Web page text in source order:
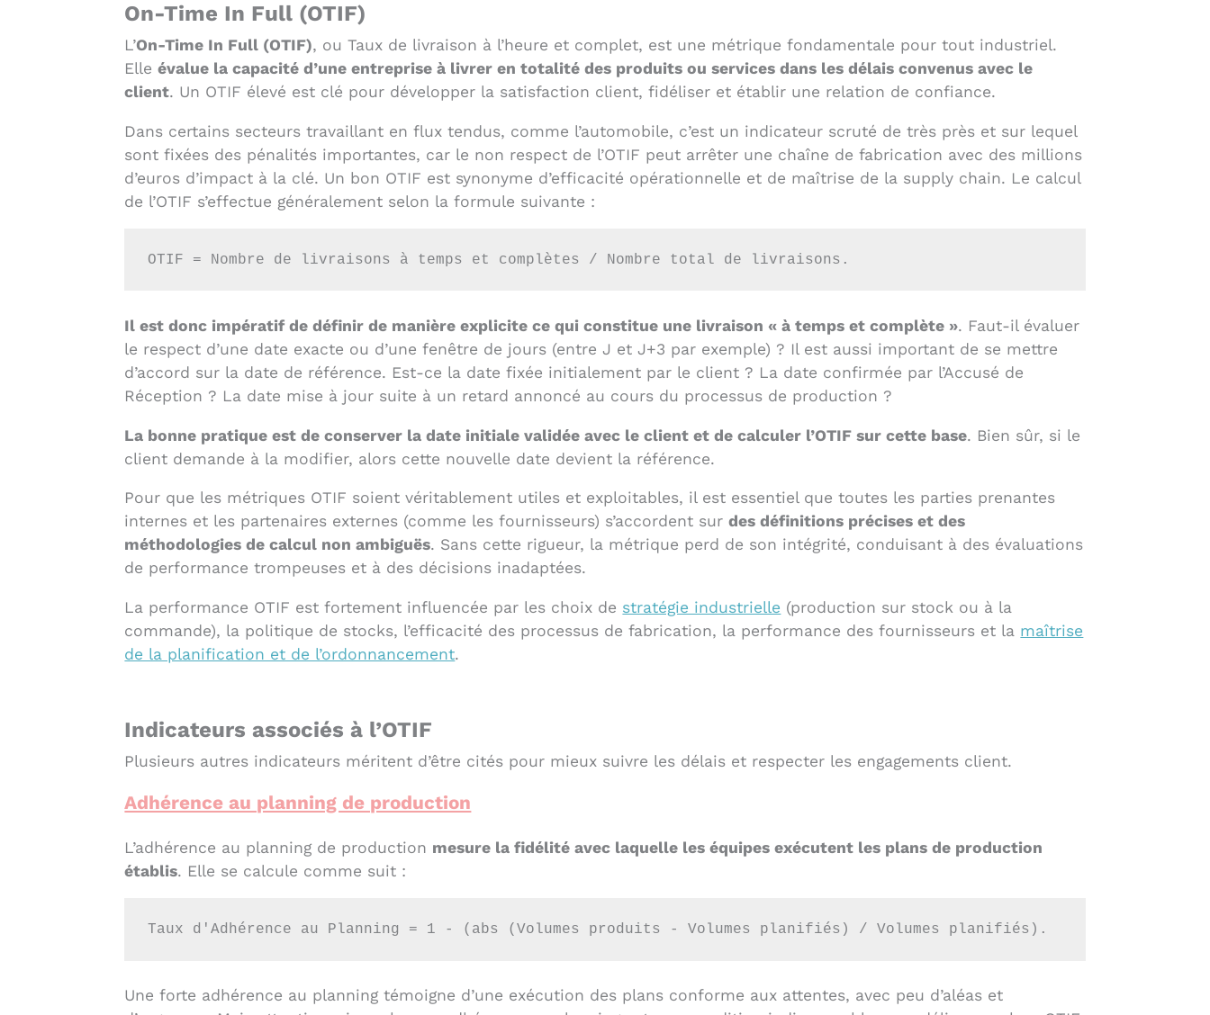
On-Time In Full (OTIF)
L’On-Time In Full (OTIF), ou Taux de livraison à l’heure et complet, est une métrique fondamentale pour tout industriel.
Elleévalue la capacité d’une entreprise à livrer en totalité des produits ou services dans les délais convenus avec le
client. Un OTIF élevé est clé pour développer la satisfaction client, fidéliser et établir une relation de confiance.
Dans certains secteurs travaillant en flux tendus, comme l’automobile, c’est un indicateur scruté de très près et sur lequel
sont fixées des pénalités importantes, car le non respect de l’OTIF peut arrêter une chaîne de fabrication avec des millions
d’euros d’impact à la clé. Un bon OTIF est synonyme d’efficacité opérationnelle et de maîtrise de la supply chain. Le calcul
de l’OTIF s’effectue généralement selon la formule suivante :
OTIF = Nombre de livraisons à temps et complètes / Nombre total de livraisons.
Il est donc impératif de définir de manière explicite ce qui constitue une livraison « à temps et complète ». Faut-il évaluer
le respect d’une date exacte ou d’une fenêtre de jours (entre J et J+3 par exemple) ? Il est aussi important de se mettre
d’accord sur la date de référence. Est-ce la date fixée initialement par le client ? La date confirmée par l’Accusé de
Réception ? La date mise à jour suite à un retard annoncé au cours du processus de production ?
La bonne pratique est de conserver la date initiale validée avec le client et de calculer l’OTIF sur cette base. Bien sûr, si le
client demande à la modifier, alors cette nouvelle date devient la référence.
Pour que les métriques OTIF soient véritablement utiles et exploitables, il est essentiel que toutes les parties prenantes
internes et les partenaires externes (comme les fournisseurs) s’accordent surdes définitions précises et des
méthodologies de calcul non ambiguës. Sans cette rigueur, la métrique perd de son intégrité, conduisant à des évaluations
de performance trompeuses et à des décisions inadaptées.
La performance OTIF est fortement influencée par les choix de stratégie industrielle (production sur stock ou à la
commande), la politique de stocks, l’efficacité des processus de fabrication, la performance des fournisseurs et la maîtrise
de la planification et de l’ordonnancement.
Indicateurs associés à l’OTIF
Plusieurs autres indicateurs méritent d’être cités pour mieux suivre les délais et respecter les engagements client.
Adhérence au planning de production
L’adhérence au planning de production mesure la fidélité avec laquelle les équipes exécutent les plans de production
établis. Elle se calcule comme suit :
Taux d'Adhérence au Planning = 1 - (abs (Volumes produits - Volumes planifiés) / Volumes planifiés).
Une forte adhérence au planning témoigne d’une exécution des plans conforme aux attentes, avec peu d’aléas et